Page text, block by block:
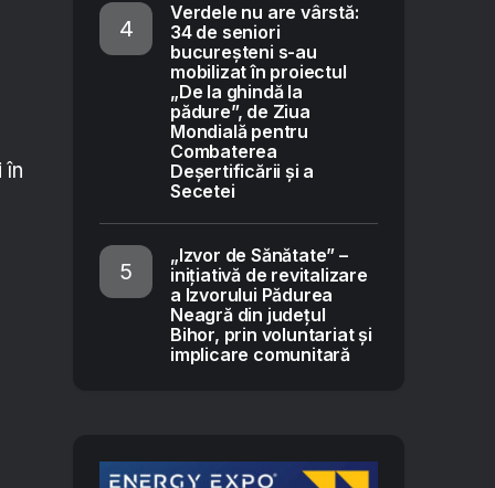
în
Verdele nu are vârstă:
34 de seniori
bucureșteni s-au
mobilizat în proiectul
„De la ghindă la
pădure”, de Ziua
Mondială pentru
Combaterea
Deșertificării și a
Secetei
„Izvor de Sănătate” –
inițiativă de revitalizare
a Izvorului Pădurea
Neagră din județul
Bihor, prin voluntariat și
implicare comunitară